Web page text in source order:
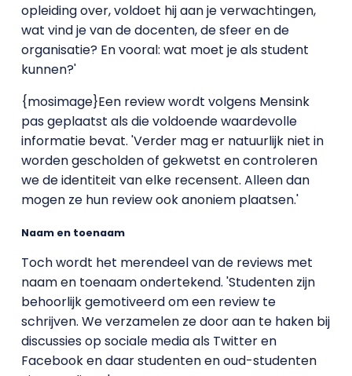
opleiding over, voldoet hij aan je verwachtingen,
wat vind je van de docenten, de sfeer en de
organisatie? En vooral: wat moet je als student
kunnen?'
{mosimage}Een review wordt volgens Mensink
pas geplaatst als die voldoende waardevolle
informatie bevat. 'Verder mag er natuurlijk niet in
worden gescholden of gekwetst en controleren
we de identiteit van elke recensent. Alleen dan
mogen ze hun review ook anoniem plaatsen.'
Naam en toenaam
Toch wordt het merendeel van de reviews met
naam en toenaam ondertekend. 'Studenten zijn
behoorlijk gemotiveerd om een review te
schrijven. We verzamelen ze door aan te haken bij
discussies op sociale media als Twitter en
Facebook en daar studenten en oud-studenten